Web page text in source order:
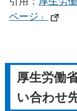
ページ」
厚生労働
い合わせ先